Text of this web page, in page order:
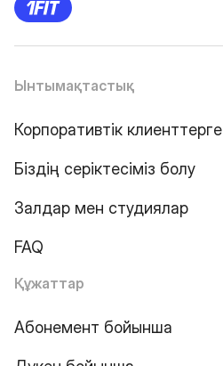
Ынтымақтастық
Корпоративтік клиенттерге
Біздің серіктесіміз болу
Залдар мен студиялар
FAQ
Құжаттар
Абонемент бойынша